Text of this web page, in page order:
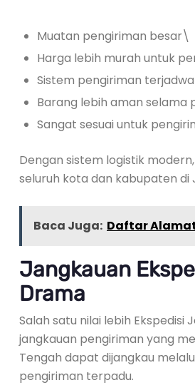
Muatan pengiriman besar\
Harga lebih murah untuk
Sistem pengiriman
Barang lebih aman selama
Sangat sesuai untuk
Dengan sistem logistik
seluruh kota dan kabupaten di
Baca Juga: Daftar Alamat
Jangkauan
Drama
Salah satu nilai lebih
jangkauan pengiriman yang
Tengah dapat dijangkau
pengiriman terpadu.